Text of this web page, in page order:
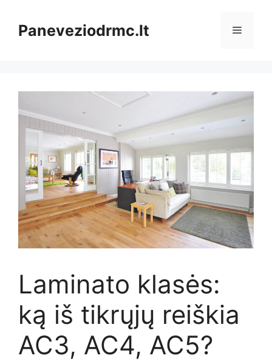
turinioPaneveziodrmc.lt Meniu
Laminato klasės:
ką iš tikrųjų reiškia
AC3, AC4, AC5?